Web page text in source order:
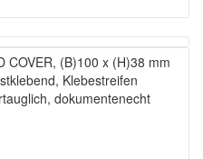
COVER, (B)100 x (H)38 mm
Klebestreifen
dokumentenecht